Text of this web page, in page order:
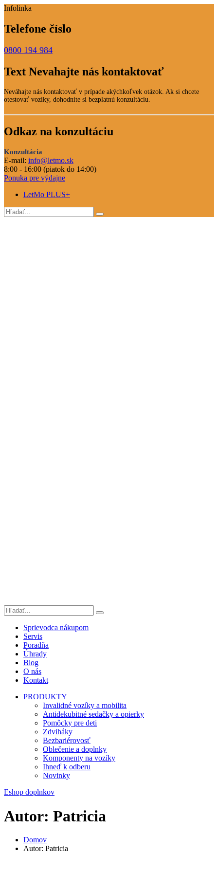
Infolinka
Telefone číslo
0800 194 984
Text Nevahajte nás kontaktovať
Neváhajte nás kontaktovať v prípade akýchkoľvek otázok. Ak si chcete
otestovať vozíky, dohodnite si bezplatnú konzultáciu.
Odkaz na konzultáciu
Konzultácia
E-mail: info@letmo.sk
8:00 - 16:00 (piatok do 14:00)
Ponuka pre výdajne
LetMo PLUS+
Sprievodca nákupom
Servis
Poradňa
Úhrady
Blog
O nás
Kontakt
PRODUKTY
Invalidné vozíky a mobilita
Antidekubitné sedačky a opierky
Pomôcky pre deti
Zdviháky
Bezbariérovosť
Oblečenie a doplnky
Komponenty na vozíky
Ihneď k odberu
Novinky
Eshop doplnkov
Autor: Patricia
Domov
Autor: Patricia